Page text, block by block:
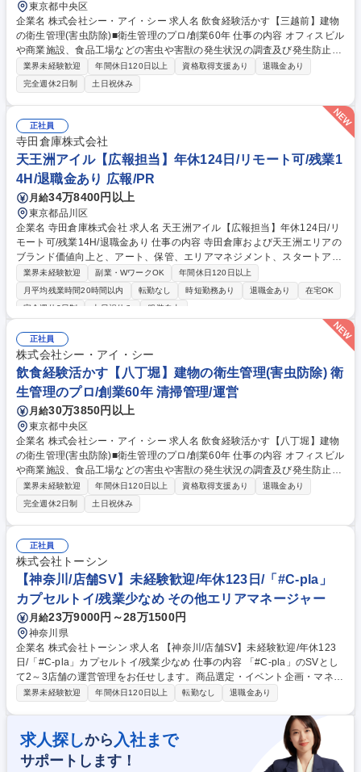
東京都中央区
企業名 株式会社シー・アイ・シー 求人名 飲食経験活かす【三越前】建物
の衛生管理(害虫防除)■衛生管理のプロ/創業60年 仕事の内容 オフィスビル
や商業施設、食品工場などの害虫や害獣の発生状況の調査及び発生防止の
措置を講じます。「建築物衛生法」に基づき建物の管理者に義務付けられ
ているため、常に需要があり、非常に安定した事業です。 【詳細】調査結
果により追加の作業が必要な場合は提案及び見積もりの作成から受注まで
行います。時には大型ビルの設計段階から携わり、ねずみが侵入しにくい
構造となるようコンサルテーションも行います。 【働き方】残業平均30
時間/月。繁忙期は45時間もありますが、残業削減のために増員募集中。
現場によっては休日・夜間勤務有(手当/振休有) 【競合優位性】全員が正社
員のため他社より高額ですが高品質で選ばれています。 募集職種 飲食経
験活かす【三越前】建物の衛生管理(害虫防除)■衛生管理のプロ/創業60年
業界未経験歓迎 年間休日120日以上 資格取得支援あり
退職金あり
完全週休2日制
土日祝休み
正社員
寺田倉庫株式会社
天王洲アイル【広報担当】年休124日/リモート可/残業1
4H/退職金あり 広報/PR
月給34万8400円以上
東京都品川区
企業名 寺田倉庫株式会社 求人名 天王洲アイル【広報担当】年休124日/リ
モート可/残業14H/退職金あり 仕事の内容 寺田倉庫および天王洲エリアの
ブランド価値向上と、アート、保管、エリアマネジメント、スタートアッ
プ支援など各事業の認知向上に向けた広報活動をお任せいたします。具体
的な業務は以下の通りです。 ■各事業部からの情報収集・素材の整理 ■テ
キスト・画像など発信内容確認 ■社内報の制作（月1回）及び社内ポータ
成・配信 ■取材、撮影の調整・立ち合い ■メディア向け内覧会の企画・運
営（年3～5回）■公式SNS運用（Instagram、Facebook 等）■広告出稿、
外部PR会社との連携 ■広報活動の効果測定、実績の社内共有 ■ロゴ、写真
などの広報素材の管理 募集職種 天王洲アイル【広報担当】年休124日/リ
モート可/残業14H/退職金あり
業界未経験歓迎 副業・WワークOK
年間休日120日以上
月平均残業時間20時間以内
転勤なし 時短勤務あり 退職金あり
在宅OK
完全週休2日制
土日祝休み 服装自由
正社員
株式会社シー・アイ・シー
飲食経験活かす【八丁堀】建物の衛生管理(害虫防除) 衛
生管理のプロ/創業60年 清掃管理/運営
月給30万3850円以上
東京都中央区
企業名 株式会社シー・アイ・シー 求人名 飲食経験活かす【八丁堀】建物
の衛生管理(害虫防除)■衛生管理のプロ/創業60年 仕事の内容 オフィスビル
や商業施設、食品工場などの害虫や害獣の発生状況の調査及び発生防止の
措置を講じます。「建築物衛生法」に基づき建物の管理者に義務付けられ
ているため、常に需要があり、非常に安定した事業です。 【詳細】調査結
果により追加の作業が必要な場合は提案及び見積もりの作成から受注まで
行います。時には大型ビルの設計段階から携わり、ねずみが侵入しにくい
構造となるようコンサルテーションも行います。 【働き方】残業平均30
時間/月。繁忙期は45時間もありますが、残業削減のために増員募集中。
現場によっては休日・夜間勤務有(手当/振休有) 【競合優位性】全員が正社
員のため他社より高額ですが高品質で選ばれています。 募集職種 飲食経
験活かす【八丁堀】建物の衛生管理(害虫防除)■衛生管理のプロ/創業60年
業界未経験歓迎 年間休日120日以上 資格取得支援あり
退職金あり
完全週休2日制
土日祝休み
正社員
株式会社トーシン
【神奈川/店舗SV】未経験歓迎/年休123日/「#C-pla」
カプセルトイ/残業少なめ その他エリアマネージャー
月給23万9000円～28万1500円
神奈川県
企業名 株式会社トーシン 求人名 【神奈川/店舗SV】未経験歓迎/年休123
日/「#C-pla」カプセルトイ/残業少なめ 仕事の内容 「#C-pla」のSVとし
て2～3店舗の運営管理をお任せします。商品選定・イベント企画・マネジ
メント等、業務は多岐にわたりますので裁量権を持ちながらキャリアを積
イの商品選定（月300種類のカタログ商品の中から、自店舗の客層を踏ま
えて、どのメーカーの商品を仕入れて配置するかを考えます） ・イベント
企画（季節イベント/コーナー作り）・商品の在庫管理・金銭管理（両替機
の釣銭準備）・収益管理・人員管理（アルバイト社員の勤怠管理・育成、
業界未経験歓迎 年間休日120日以上 転勤なし 退職金あり
求人探しから 入社まで
サポートします！